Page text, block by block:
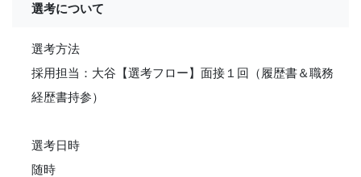
選考について
選考方法
採用担当：大谷【選考フロー】面接１回（履歴書＆職務
経歴書持参）
選考日時
随時